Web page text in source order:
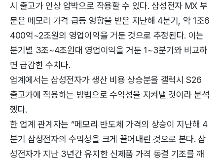
시 출고가 인상 압박으로 작용할 수 있다. 삼성전자 MX 부
문은 메모리 가격 급등 영향을 받은 지난해 4분기, 약 1조6
400억~2조원의 영업이익을 거둔 것으로 추정된다. 이는
분기별 3조~4조원대 영업이익을 거둔 1~3분기와 비교하
면 급감한 수치다.
업계에서는 삼성전자가 생산 비용 상승분을 갤럭시 S26
출고가에 적용하는 방법으로 수익성을 지켜낼 것이라 분석
했다.
한 업계 관계자는 “메모리 반도체 가격의 상승이 지난해 4
분기 삼성전자의 수익성을 크게 끌어내린 것으로 본다. 삼
성전자가 지난 3년간 유지한 신제품 가격 동결 기조를 깨